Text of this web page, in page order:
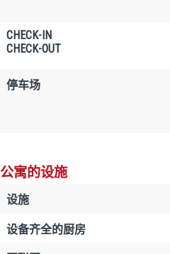
CHECK-IN
CHECK-OUT
停车场
公寓的设施
设施
设备齐全的厨房